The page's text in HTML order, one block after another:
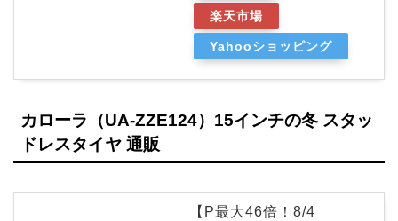
楽天市場
Yahooショッピング
カローラ（UA-ZZE124）15インチの冬 スタッ
ドレスタイヤ 通販
【P最大46倍！8/4